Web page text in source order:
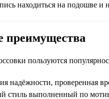
находиться на подошве
преимущества
пользуются
надёжности, проверенная
стиль выполненный по